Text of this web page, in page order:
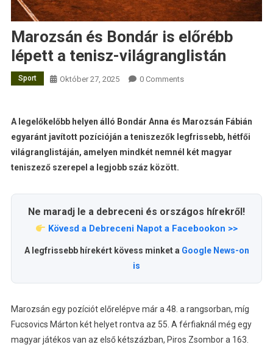
Marozsán és Bondár is előrébb
lépett a tenisz-világranglistán
Sport Október 27, 2025 0 Comments
A legelőkelőbb helyen álló Bondár Anna és Marozsán Fábián
egyaránt javított pozícióján a teniszezők legfrissebb, hétfői
világranglistáján, amelyen mindkét nemnél két magyar
teniszező szerepel a legjobb száz között.
Ne maradj le a debreceni és országos hírekről!
Kövesd a Debreceni Napot a Facebookon >>
A legfrissebb hírekért kövess minket a Google News-on
is
Marozsán egy pozíciót előrelépve már a 48. a rangsorban, míg
Fucsovics Márton két helyet rontva az 55. A férfiaknál még egy
magyar játékos van az első kétszázban, Piros Zsombor a 163.